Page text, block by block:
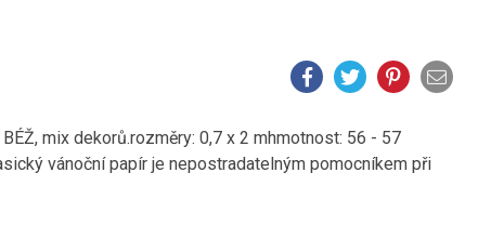
mix dekorů.rozměry: 0,7 x 2 mhmotnost: 56 - 57
vánoční papír je nepostradatelným pomocníkem při